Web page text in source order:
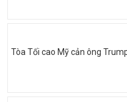
Tòa Tối cao Mỹ cản ông